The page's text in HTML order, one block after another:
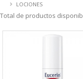
LOCIONES
Total de productos